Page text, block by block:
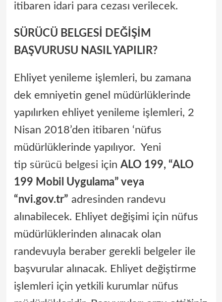
itibaren idari para cezası verilecek.
SÜRÜCÜ BELGESİ DEĞİŞİM
BAŞVURUSU NASIL YAPILIR?
Ehliyet yenileme işlemleri, bu zamana
dek emniyetin genel müdürlüklerinde
yapılırken ehliyet yenileme işlemleri, 2
Nisan 2018’den itibaren ‘nüfus
müdürlüklerinde yapılıyor. Yeni
tip sürücü belgesi için ALO 199, “ALO
199 Mobil Uygulama” veya
“nvi.gov.tr” adresinden randevu
alınabilecek. Ehliyet değişimi için nüfus
müdürlüklerinden alınacak olan
randevuyla beraber gerekli belgeler ile
başvurular alınacak. Ehliyet değiştirme
işlemleri için yetkili kurumlar nüfus